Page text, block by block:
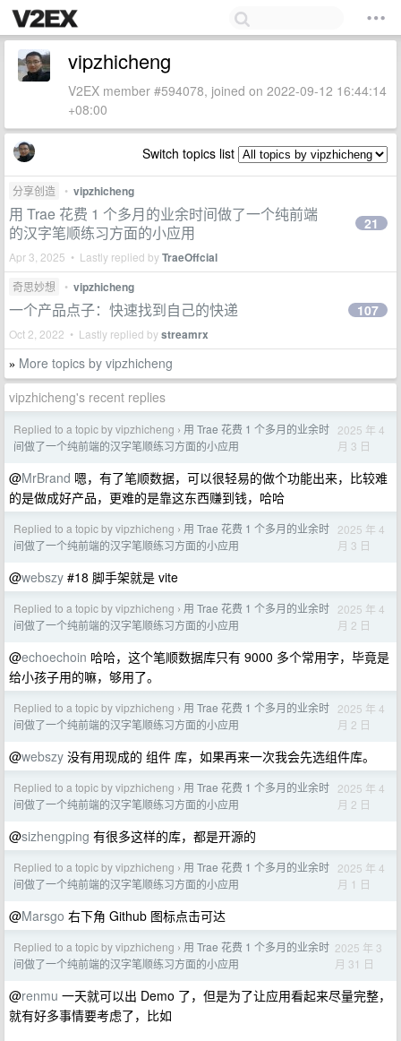
vipzhicheng
V2EX member #594078, joined on 2022-09-12 16:44:14
+08:00
Switch topics list
分享创造 • vipzhicheng
用 Trae 花费 1 个多月的业余时间做了一个纯前端
的汉字笔顺练习方面的小应用
Apr 3, 2025 • Lastly replied byTraeOffcial
21
奇思妙想 • vipzhicheng
一个产品点子：快速找到自己的快递
Oct 2, 2022 • Lastly replied bystreamrx
107
» More topics by vipzhicheng
vipzhicheng's recent replies
Replied to a topic by vipzhicheng › 用 Trae 花费 1 个多月的业余时
间做了一个纯前端的汉字笔顺练习方面的小应用
2025 年 4
月 3 日
@MrBrand 嗯，有了笔顺数据，可以很轻易的做个功能出来，比较难
的是做成好产品，更难的是靠这东西赚到钱，哈哈
Replied to a topic by vipzhicheng › 用 Trae 花费 1 个多月的业余时
间做了一个纯前端的汉字笔顺练习方面的小应用
2025 年 4
月 3 日
@webszy #18 脚手架就是 vite
Replied to a topic by vipzhicheng › 用 Trae 花费 1 个多月的业余时
间做了一个纯前端的汉字笔顺练习方面的小应用
2025 年 4
月 2 日
@echoechoin 哈哈，这个笔顺数据库只有 9000 多个常用字，毕竟是
给小孩子用的嘛，够用了。
Replied to a topic by vipzhicheng › 用 Trae 花费 1 个多月的业余时
间做了一个纯前端的汉字笔顺练习方面的小应用
2025 年 4
月 2 日
@webszy 没有用现成的 组件 库，如果再来一次我会先选组件库。
Replied to a topic by vipzhicheng › 用 Trae 花费 1 个多月的业余时
间做了一个纯前端的汉字笔顺练习方面的小应用
2025 年 4
月 2 日
@sizhengping 有很多这样的库，都是开源的
Replied to a topic by vipzhicheng › 用 Trae 花费 1 个多月的业余时
间做了一个纯前端的汉字笔顺练习方面的小应用
2025 年 4
月 1 日
@Marsgo 右下角 Github 图标点击可达
Replied to a topic by vipzhicheng › 用 Trae 花费 1 个多月的业余时
间做了一个纯前端的汉字笔顺练习方面的小应用
2025 年 3
月 31 日
@renmu 一天就可以出 Demo 了，但是为了让应用看起来尽量完整，
就有好多事情要考虑了，比如